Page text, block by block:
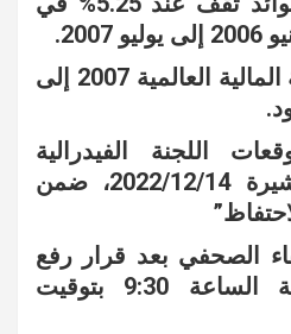
وذلك في بداية الأزمة المالية العالمية 2007 إلى
اللجنة الفيدرالية
للسوق المفتوحة عشيرة 2022/12/14، ضمن
الصحفي بعد قرار رفع
الفائدة بنصف ساعة الساعة 9:30 بتوقيت